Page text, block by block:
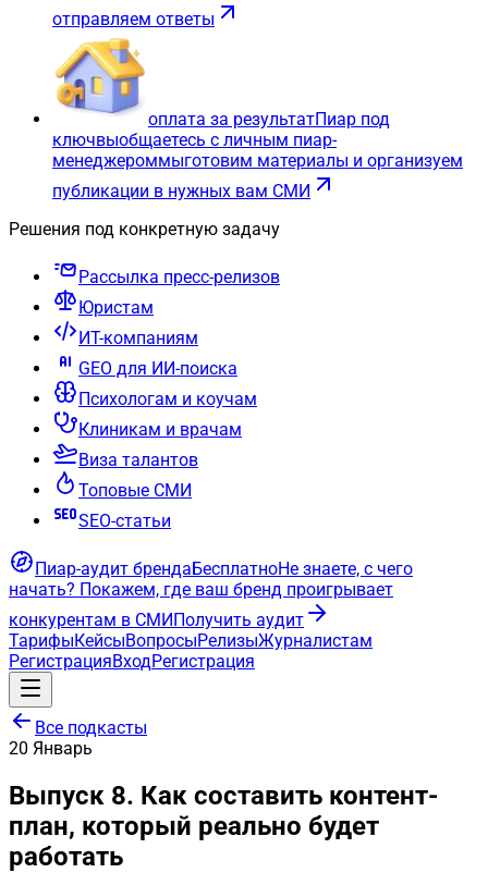
отправляем ответы
оплата за результатПиар под
ключвыобщаетесь с личным пиар-
менеджероммыготовим материалы и организуем
публикации в нужных вам СМИ
Решения под конкретную задачу
Рассылка пресс-релизов
Юристам
ИТ-компаниям
GEO для ИИ-поиска
Психологам и коучам
Клиникам и врачам
Виза талантов
Топовые СМИ
SEO-статьи
Пиар-аудит брендаБесплатноНе знаете, с чего
начать? Покажем, где ваш бренд проигрывает
конкурентам в СМИПолучить аудит
ТарифыКейсыВопросыРелизыЖурналистам
РегистрацияВходРегистрация
Все подкасты
20 Январь
Выпуск 8. Как составить контент-
план, который реально будет
работать